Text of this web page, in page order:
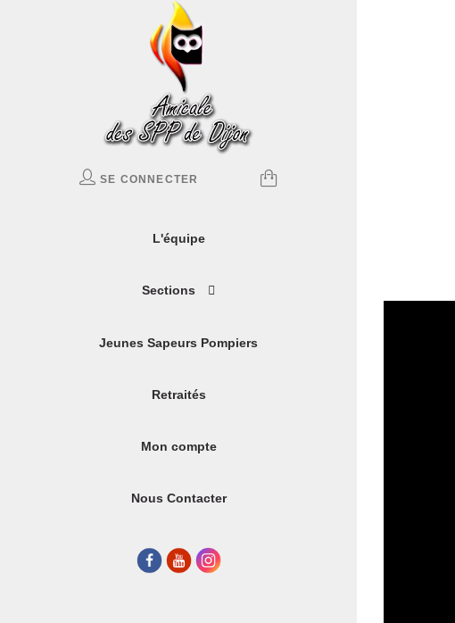
SE CONNECTER
L'équipe
Sections
Jeunes Sapeurs Pompiers
Retraités
Mon compte
Nous Contacter